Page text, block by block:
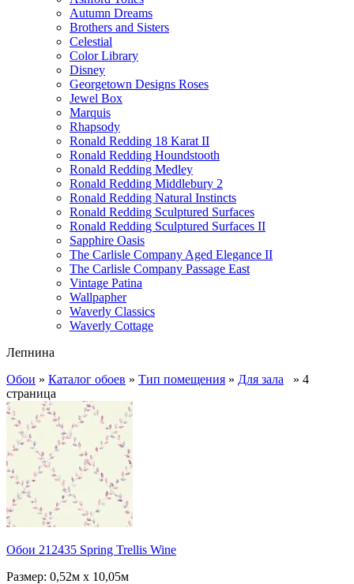
Autumn Dreams
Brothers and Sisters
Celestial
Color Library
Disney
Georgetown Designs Roses
Jewel Box
Marquis
Rhapsody
Ronald Redding 18 Karat II
Ronald Redding Houndstooth
Ronald Redding Medley
Ronald Redding Middlebury 2
Ronald Redding Natural Instincts
Ronald Redding Sculptured Surfaces
Ronald Redding Sculptured Surfaces II
Sapphire Oasis
The Carlisle Company Aged Elegance II
The Carlisle Company Passage East
Vintage Patina
Wallpapher
Waverly Classics
Waverly Cottage
Лепнина
Обои » Каталог обоев » Тип помещения » Для зала
» 4
страница
Обои 212435 Spring Trellis Wine
Размер: 0,52м х 10,05м